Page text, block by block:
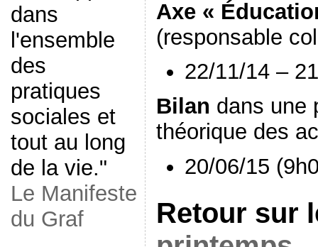
dans
l'ensemble
des
pratiques
sociales et
tout au long
de la vie."
Le Manifeste
du Graf
Axe «
(responsable
22/11/14 –
Bilan dans une
théorique des
20/06/15
Retour sur